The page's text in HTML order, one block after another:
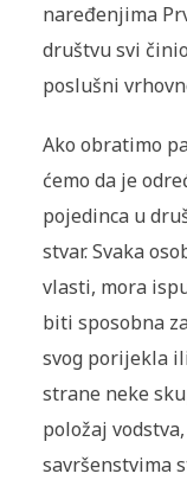
naređenjima
društvu svi
poslušni
Ako obratimo
ćemo da je
pojedinca u
stvar. Svaka
vlasti, mora
biti sposobna
svog porijekla
strane neke
položaj
savršenstvima